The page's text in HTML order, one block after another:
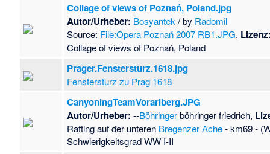
Collage of views of Poznań, Poland.jpg
Autor/Urheber: Bosyantek / by Radomil
Source: File:Opera Poznań 2007 RB1.JPG,
Collage of views of Poznań, Poland
Prager.Fenstersturz.1618.jpg
Fenstersturz zu Prag 1618
CanyoningTeamVorarlberg.JPG
Autor/Urheber: --Böhringerböhringer friedrich,
Rafting auf der unteren Bregenzer Ache- km69 -
Schwierigkeitsgrad WW I-II